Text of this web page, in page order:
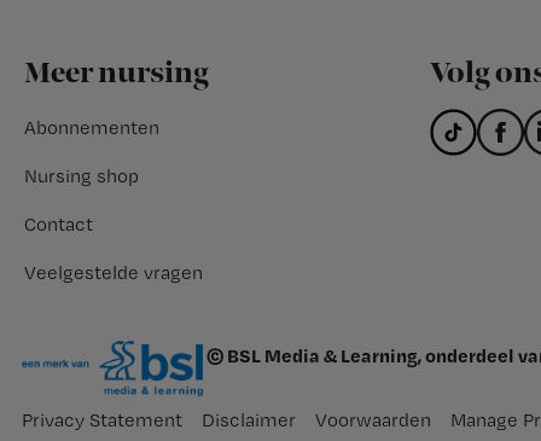
Footer
Meer nursing
Abonnementen
Nursing shop
Contact
Veelgestelde vragen
Volg
© BSL Media & Learning, onderdeel
Privacy Statement Disclaimer Voorwaarden Manage